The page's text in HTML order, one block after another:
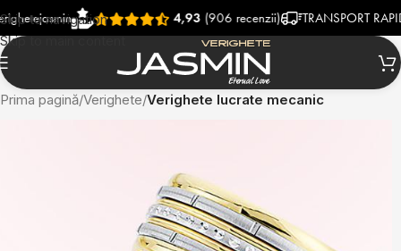
Skip to navigation
Skip to main content
4,93(906 recenzii) TRANSPORT RAPID SI
Prima pagină Verighete Verighete lucrate mecanic